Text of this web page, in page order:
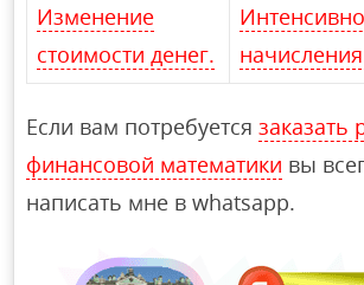
Изменение
стоимости денег.
Если вам потребуетсязаказать
финансовой математики вы
написать мне в whatsapp.